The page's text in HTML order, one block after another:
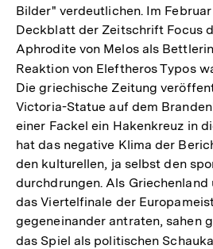
Bilder" verdeutlichen. Im
Deckblatt der Zeitschrift Focus
Aphrodite von Melos als
Reaktion von Eleftheros Typos
Die griechische Zeitung
Victoria-Statue auf dem
einer Fackel ein Hakenkreuz in
hat das negative Klima der
den kulturellen, ja selbst den
durchdrungen. Als
das Viertelfinale der
gegeneinander antraten, sahen
das Spiel als politischen